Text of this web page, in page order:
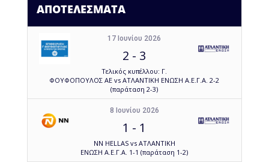
ΑΠΟΤΕΛΕΣΜΑΤΑ
17 Ιουνίου 2026
2 - 3
Τελικός κυπέλλου: Γ.
ΦΟΥΦΟΠΟΥΛΟΣ ΑΕ vs ΑΤΛΑΝΤΙΚΗ ΕΝΩΣΗ Α.Ε.Γ.Α. 2-2
(παράταση 2-3)
8 Ιουνίου 2026
1 - 1
NN HELLAS vs ΑΤΛΑΝΤΙΚΗ
ΕΝΩΣΗ Α.Ε.Γ.Α. 1-1 (παράταση 1-2)